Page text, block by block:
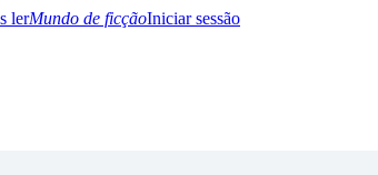
Mundo de ficçãoIniciar sessão